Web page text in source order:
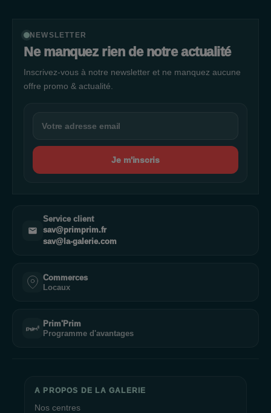
NEWSLETTER
Ne manquez rien de notre actualité
Inscrivez-vous à notre newsletter et ne manquez aucune
offre promo & actualité.
Je m'inscris
Service client
sav@primprim.fr
sav@la-galerie.com
Commerces
Locaux
Prim'Prim
Programme d'avantages
A PROPOS DE LA GALERIE
Nos centres